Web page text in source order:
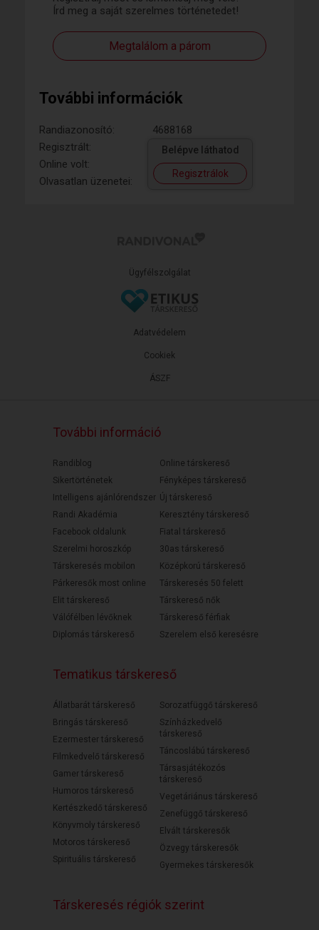
Írd meg a saját szerelmes történetedet!
Megtalálom a párom
További információk
Randiazonosító:
4688168
Regisztrált:
Online volt:
Olvasatlan üzenetei:
Belépve láthatod
Regisztrálok
Ügyfélszolgálat
ÁSZF
Adatvédelem
Cookiek
További információ
Randiblog
Sikertörténetek
Intelligens ajánlórendszer
Randi Akadémia
Facebook oldalunk
Szerelmi horoszkóp
Társkeresés mobilon
Párkeresők most online
Elit társkereső
Válófélben lévőknek
Diplomás társkereső
Online társkereső
Fényképes társkereső
Új társkereső
Keresztény társkereső
Fiatal társkereső
30as társkereső
Középkorú társkereső
Társkeresés 50 felett
Társkereső nők
Társkereső férfiak
Szerelem első keresésre
Tematikus társkereső
Állatbarát társkereső
Bringás társkereső
Ezermester társkereső
Filmkedvelő társkereső
Gamer társkereső
Humoros társkereső
Kertészkedő társkereső
Könyvmoly társkereső
Motoros társkereső
Spirituális társkereső
Sorozatfüggő társkereső
Színházkedvelő
társkereső
Táncoslábú társkereső
Társasjátékozós
társkereső
Vegetáriánus társkereső
Zenefüggő társkereső
Elvált társkeresők
Özvegy társkeresők
Gyermekes társkeresők
Társkeresés régiók szerint